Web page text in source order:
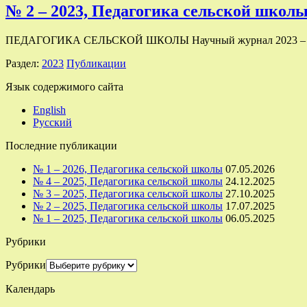
№ 2 – 2023, Педагогика сельской школы
ПЕДАГОГИКА СЕЛЬСКОЙ ШКОЛЫ Научный журнал 2023 –
Раздел: 2023 Публикации
Язык содержимого сайта
English
Русский
Последние публикации
№ 1 – 2026, Педагогика сельской школы 07.05.2026
№ 4 – 2025, Педагогика сельской школы 24.12.2025
№ 3 – 2025, Педагогика сельской школы 27.10.2025
№ 2 – 2025, Педагогика сельской школы 17.07.2025
№ 1 – 2025, Педагогика сельской школы 06.05.2025
Рубрики
Рубрики
Календарь